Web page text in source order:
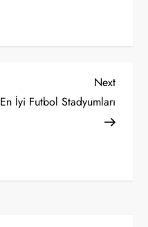
Next
Post
Next
En İyi Futbol Stadyumları